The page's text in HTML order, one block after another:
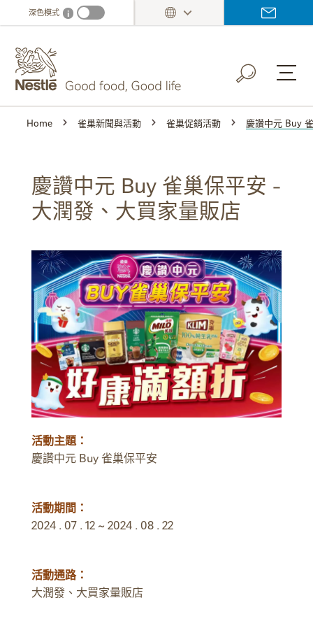
to
content
深色模式 iDark mode info
Home 雀巢新聞與活動 雀巢促銷活動 慶讚中元 Buy
慶讚中元 Buy 雀巢保平安 -
大潤發、大買家量販店
活動主題：
慶讚中元 Buy 雀巢保平安
活動期間：
2024 . 07 . 12 ~ 2024 . 08 . 22
活動通路：
大潤發、大買家量販店